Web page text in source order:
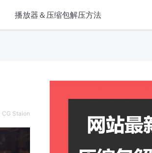
播放器＆压缩包解压方法
CG Staion